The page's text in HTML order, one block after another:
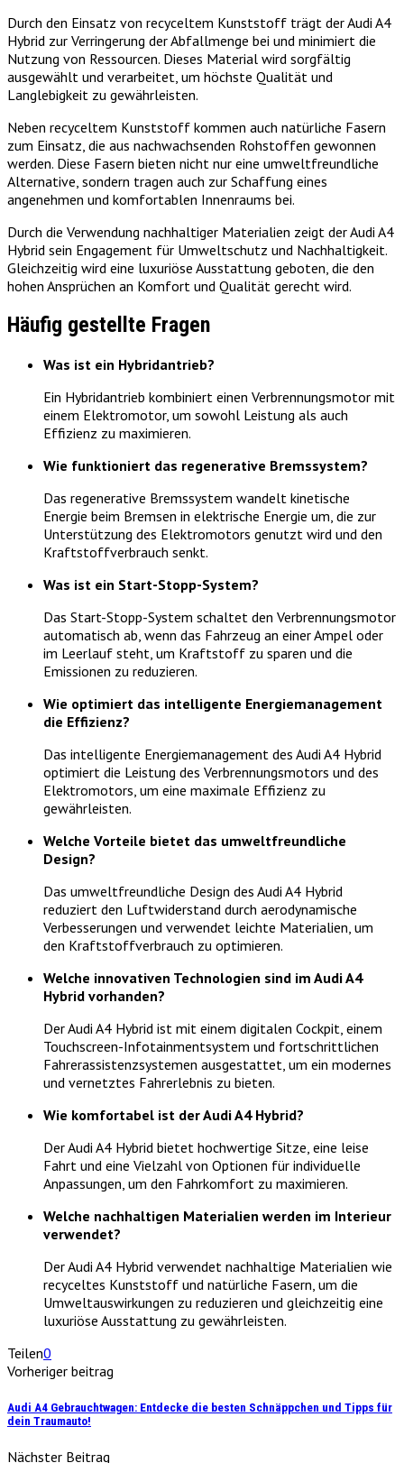
Durch den Einsatz von recyceltem Kunststoff trägt der Audi A4
Hybrid zur Verringerung der Abfallmenge bei und minimiert die
Nutzung von Ressourcen. Dieses Material wird sorgfältig
ausgewählt und verarbeitet, um höchste Qualität und
Langlebigkeit zu gewährleisten.
Neben recyceltem Kunststoff kommen auch natürliche Fasern
zum Einsatz, die aus nachwachsenden Rohstoffen gewonnen
werden. Diese Fasern bieten nicht nur eine umweltfreundliche
Alternative, sondern tragen auch zur Schaffung eines
angenehmen und komfortablen Innenraums bei.
Durch die Verwendung nachhaltiger Materialien zeigt der Audi A4
Hybrid sein Engagement für Umweltschutz und Nachhaltigkeit.
Gleichzeitig wird eine luxuriöse Ausstattung geboten, die den
hohen Ansprüchen an Komfort und Qualität gerecht wird.
Häufig gestellte Fragen
Was ist ein Hybridantrieb?
Ein Hybridantrieb kombiniert einen Verbrennungsmotor mit
einem Elektromotor, um sowohl Leistung als auch
Effizienz zu maximieren.
Wie funktioniert das regenerative Bremssystem?
Das regenerative Bremssystem wandelt kinetische
Energie beim Bremsen in elektrische Energie um, die zur
Unterstützung des Elektromotors genutzt wird und den
Kraftstoffverbrauch senkt.
Was ist ein Start-Stopp-System?
Das Start-Stopp-System schaltet den Verbrennungsmotor
automatisch ab, wenn das Fahrzeug an einer Ampel oder
im Leerlauf steht, um Kraftstoff zu sparen und die
Emissionen zu reduzieren.
Wie optimiert das intelligente Energiemanagement
die Effizienz?
Das intelligente Energiemanagement des Audi A4 Hybrid
optimiert die Leistung des Verbrennungsmotors und des
Elektromotors, um eine maximale Effizienz zu
gewährleisten.
Welche Vorteile bietet das umweltfreundliche
Design?
Das umweltfreundliche Design des Audi A4 Hybrid
reduziert den Luftwiderstand durch aerodynamische
Verbesserungen und verwendet leichte Materialien, um
den Kraftstoffverbrauch zu optimieren.
Welche innovativen Technologien sind im Audi A4
Hybrid vorhanden?
Der Audi A4 Hybrid ist mit einem digitalen Cockpit, einem
Touchscreen-Infotainmentsystem und fortschrittlichen
Fahrerassistenzsystemen ausgestattet, um ein modernes
und vernetztes Fahrerlebnis zu bieten.
Wie komfortabel ist der Audi A4 Hybrid?
Der Audi A4 Hybrid bietet hochwertige Sitze, eine leise
Fahrt und eine Vielzahl von Optionen für individuelle
Anpassungen, um den Fahrkomfort zu maximieren.
Welche nachhaltigen Materialien werden im Interieur
verwendet?
Der Audi A4 Hybrid verwendet nachhaltige Materialien wie
recyceltes Kunststoff und natürliche Fasern, um die
Umweltauswirkungen zu reduzieren und gleichzeitig eine
luxuriöse Ausstattung zu gewährleisten.
Teilen0
Vorheriger beitrag
Audi A4 Gebrauchtwagen: Entdecke die besten Schnäppchen und Tipps für
dein Traumauto!
Nächster Beitrag